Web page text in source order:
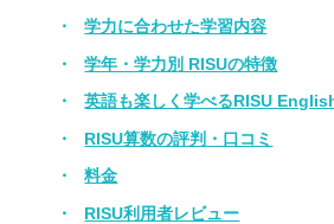
学力に合わせた学習内容
学年・学力別 RISUの特徴
英語も楽しく学べるRISU
RISU算数の評判・口コミ
料金
RISU利用者レビュー